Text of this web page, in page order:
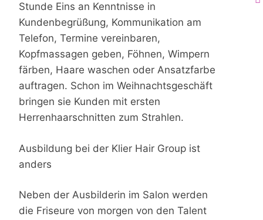
Stunde Eins an Kenntnisse in
Kundenbegrüßung, Kommunikation am
Telefon, Termine vereinbaren,
Kopfmassagen geben, Föhnen, Wimpern
färben, Haare waschen oder Ansatzfarbe
auftragen. Schon im Weihnachtsgeschäft
bringen sie Kunden mit ersten
Herrenhaarschnitten zum Strahlen.
Ausbildung bei der Klier Hair Group ist
anders
Neben der Ausbilderin im Salon werden
die Friseure von morgen von den Talent